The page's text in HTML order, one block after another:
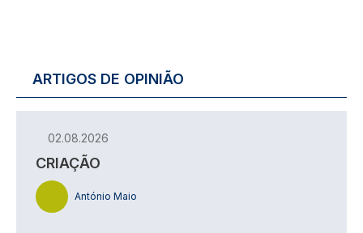
ARTIGOS DE OPINIÃO
02.08.2026
CRIAÇÃO
António Maio